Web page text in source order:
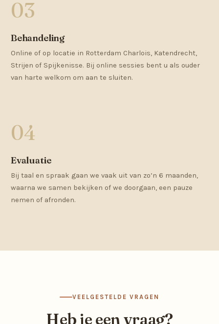
Behandeling
Online of op locatie in Rotterdam Charlois, Katendrecht,
Strijen of Spijkenisse. Bij online sessies bent u als ouder
van harte welkom om aan te sluiten.
Evaluatie
Bij taal en spraak gaan we vaak uit van zo’n 6 maanden,
waarna we samen bekijken of we doorgaan, een pauze
nemen of afronden.
VEELGESTELDE VRAGEN
Heb je een vraag?